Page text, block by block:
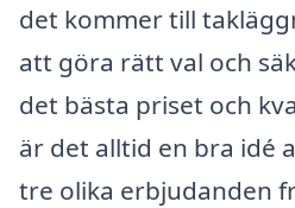
det kommer till
att göra rätt val och
det bästa priset och
är det alltid en bra idé
tre olika erbjudanden